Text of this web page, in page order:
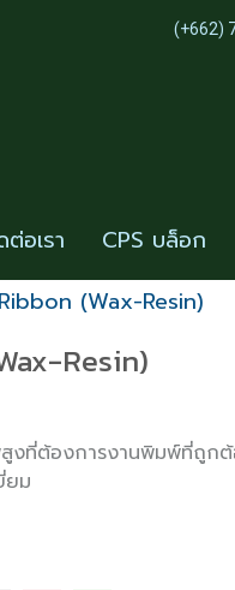
(+662)
อเรา
CPS บล็อก
(Wax-Resin)
Resin)
งที่ต้องการงานพิมพ์ที่ถูก
ยม